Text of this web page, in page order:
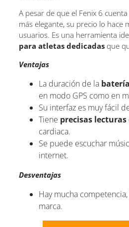
A pesar de que el Fenix 6
más elegante, su precio lo hace
usuarios. Es una herramienta
para atletas dedicadasque
Ventajas
La duración de la
en modo GPS como en
Su interfaz es muy fácil
Tiene precisas lecturas
cardiaca.
Se puede escuchar
internet.
Desventajas
Hay mucha
marca.